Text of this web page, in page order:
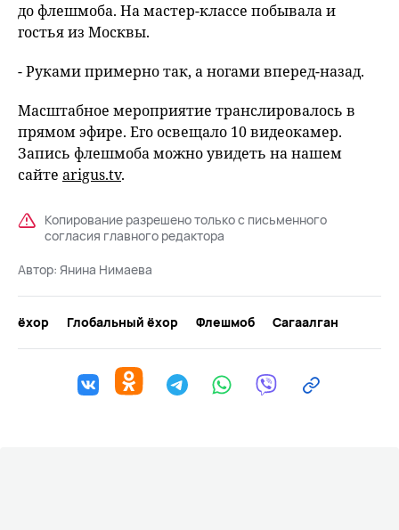
до флешмоба. На мастер-классе побывала и
гостья из Москвы.
- Руками примерно так, а ногами вперед-назад.
Масштабное мероприятие транслировалось в
прямом эфире. Его освещало 10 видеокамер.
Запись флешмоба можно увидеть на нашем
сайте arigus.tv.
Копирование разрешено только с письменного
согласия главного редактора
Автор: Янина Нимаева
ёхор Глобальный ёхор Флешмоб Сагаалган